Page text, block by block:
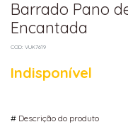
Barrado Pano
Encantada
COD: VUK7619
Indisponível
# Descrição do produto